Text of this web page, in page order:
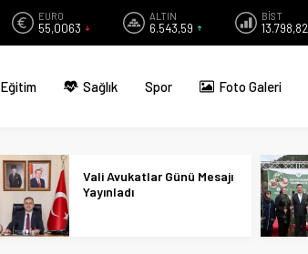
EURO
55,0063
ALTIN
6.543,59
BİST
13.798,82
Eğitim Sağlık Spor Foto Galeri
Vali Avukatlar Günü Mesajı
Yayınladı